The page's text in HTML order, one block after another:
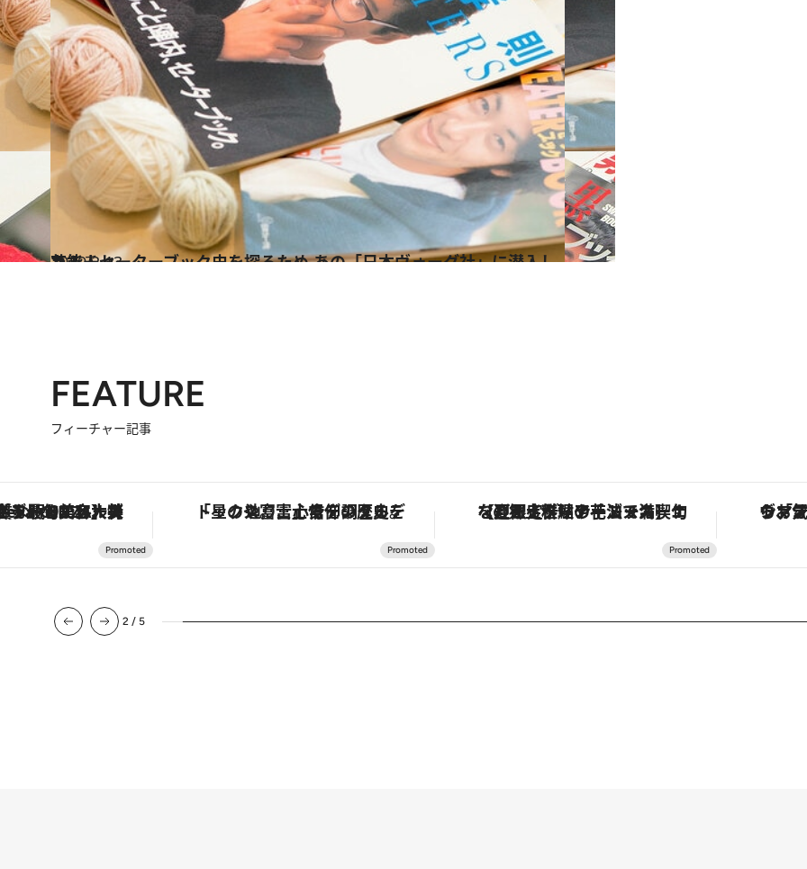
2019.2.13
芸能人セーターブック史を探るため あの「日本ヴォーグ社」に潜入した！
カルチャー
FEATURE
フィーチャー記事
タルデトックス。冨士信仰の歴史を辿り、心身を調える。 【夏限定ディナーコース】旬を迎える稚鮎や花ズッキーニなどをイタリア・トスカーナの郷土料理の手法で満喫！ ヴァシュロン・コンスタンタン「オーヴァーシーズ・オートマティック」。旅愛好家のお気に入りコレクションから、ジェンダーレスな新作が登場
3 / 5